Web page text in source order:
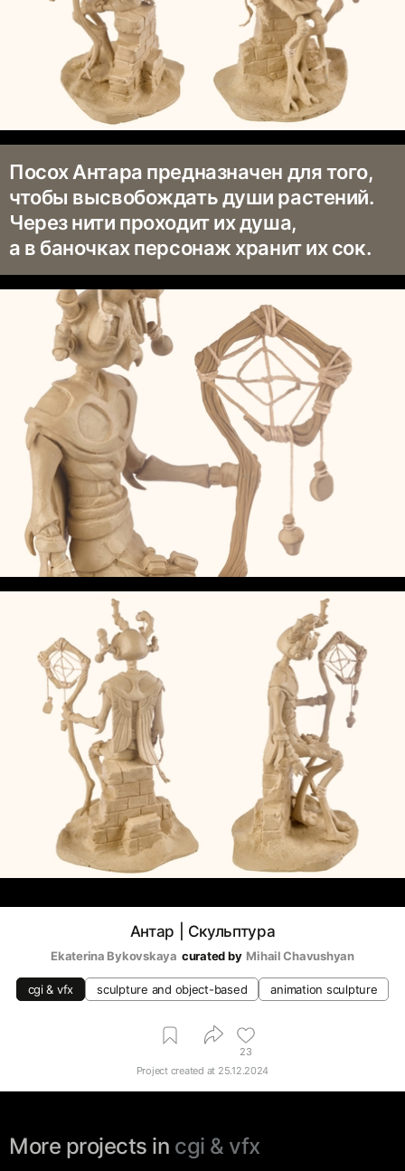
Посох Антара предназначен для того,
чтобы высвобождать души растений.
Через нити проходит их душа,
а в баночках персонаж хранит их сок.
Антар | Скульптура
Ekaterina Bykovskaya curated by Mihail Chavushyan
cgi & vfx sculpture and object-based animation sculpture
23
Project created at 25.12.2024
More projects in cgi & vfx